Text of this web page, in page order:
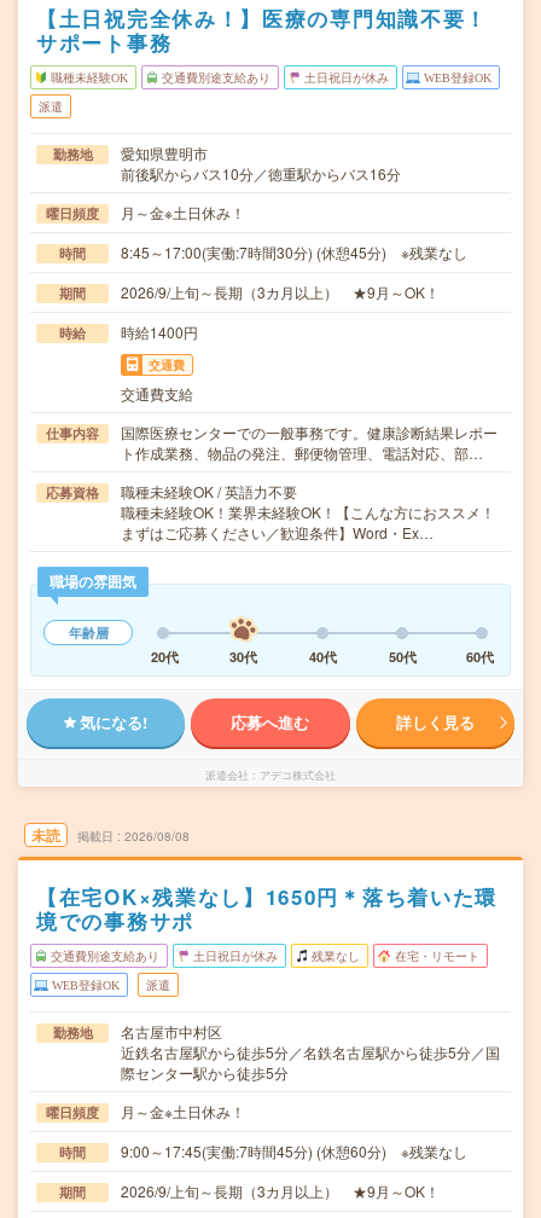
【土日祝完全休み！】医療の専門知識不要！
サポート事務
職種未経験OK 交通費別途支給あり 土日祝日が休み WEB登録OK
派遣
勤務地
愛知県豊明市
前後駅からバス10分／徳重駅からバス16分
曜日頻度 月～金※土日休み！
時間 8:45～17:00(実働:7時間30分) (休憩45分) ※残業なし
期間 2026/9/上旬～長期（3カ月以上） ★9月～OK！
時給 時給1400円
交通費
交通費支給
仕事内容
国際医療センターでの一般事務です。健康診断結果レポー
ト作成業務、物品の発注、郵便物管理、電話対応、部…
応募資格
職種未経験OK / 英語力不要
職種未経験OK！業界未経験OK！【こんな方におススメ！
まずはご応募ください／歓迎条件】Word・Ex…
職場の雰囲気
年齢層
20代
30代 40代 50代 60代
気になる! 応募へ進む 詳しく見る
派遣会社 アデコ株式会社
未読 掲載日 2026/08/08
【在宅OK×残業なし】1650円＊落ち着いた環
境での事務サポ
交通費別途支給あり 土日祝日が休み 残業なし 在宅・リモート
WEB登録OK 派遣
勤務地
名古屋市中村区
近鉄名古屋駅から徒歩5分／名鉄名古屋駅から徒歩5分／国
際センター駅から徒歩5分
曜日頻度 月～金※土日休み！
時間 9:00～17:45(実働:7時間45分) (休憩60分) ※残業なし
期間 2026/9/上旬～長期（3カ月以上） ★9月～OK！